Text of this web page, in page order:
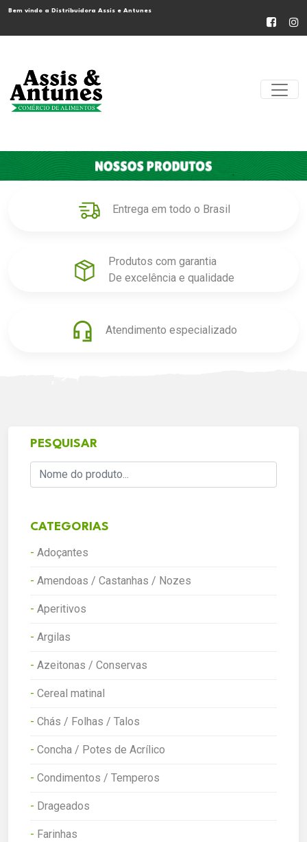
Bem vindo a Distribuidora Assis e Antunes
Entrega em todo o Brasil
Produtos com garantia
De excelência e qualidade
Atendimento especializado
PESQUISAR
CATEGORIAS
- Adoçantes
- Amendoas / Castanhas / Nozes
- Aperitivos
- Argilas
- Azeitonas / Conservas
- Cereal matinal
- Chás / Folhas / Talos
- Concha / Potes de Acrílico
- Condimentos / Temperos
- Drageados
- Farinhas